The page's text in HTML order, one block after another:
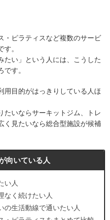
・ピラティスなど複数のサービ
。
たい」という人には、こうした
す。
用目的がはっきりしている人ほ
たいならサーキットジム、トレ
く見たいなら総合型施設が候補
向いている人
い人
なく続けたい人
の生活動線で通いたい人